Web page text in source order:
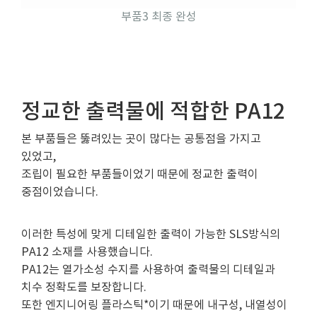
부품3 최종 완성
정교한 출력물에 적합한 PA12
본 부품들은 뚫려있는 곳이 많다는 공통점을 가지고
있었고,
조립이 필요한 부품들이었기 때문에 정교한 출력이
중점이었습니다.
이러한 특성에 맞게 디테일한 출력이 가능한 SLS방식의
PA12 소재를 사용했습니다.
PA12는 열가소성 수지를 사용하여 출력물의 디테일과
치수 정확도를 보장합니다.
또한 엔지니어링 플라스틱*이기 때문에 내구성, 내열성이